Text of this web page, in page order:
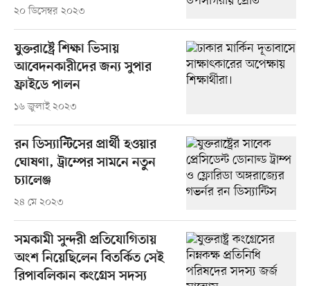
২০ ডিসেম্বর ২০২৩
যুক্তরাষ্ট্রে শিক্ষা ভিসায়
আবেদনকারীদের জন্য সুপার
ফ্রাইডে পালন
১৬ জুলাই ২০২৩
রন ডিস্যান্টিসের প্রার্থী হওয়ার
ঘোষণা, ট্রাম্পের সামনে নতুন
চ্যালেঞ্জ
২৪ মে ২০২৩
সমকামী সুন্দরী প্রতিযোগিতায়
অংশ নিয়েছিলেন বিতর্কিত সেই
রিপাবলিকান কংগ্রেস সদস্য